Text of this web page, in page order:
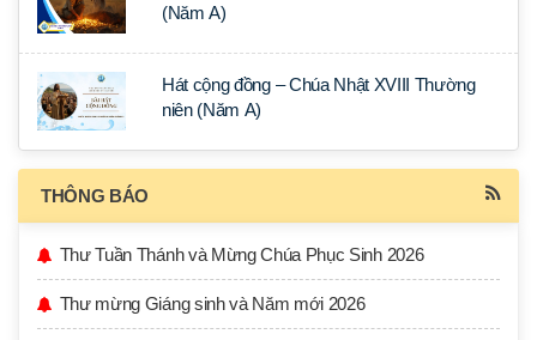
(Năm A)
Hát cộng đồng – Chúa Nhật XVIII Thường
niên (Năm A)
THÔNG BÁO
Thư Tuần Thánh và Mừng Chúa Phục Sinh 2026
Thư mừng Giáng sinh và Năm mới 2026